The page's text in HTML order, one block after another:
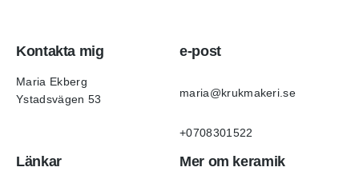
Kontakta mig
Maria Ekberg
Ystadsvägen 53
e-post
maria@krukmakeri.se
+0708301522
Länkar Mer om keramik